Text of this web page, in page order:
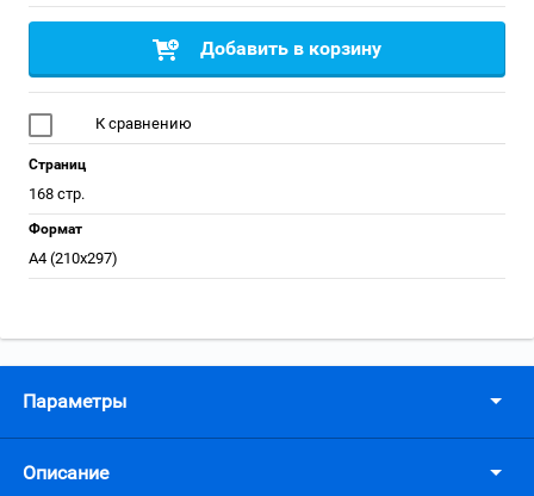
Добавить в корзину
К сравнению
Страниц
168 стр.
Формат
А4 (210x297)
Параметры
Описание